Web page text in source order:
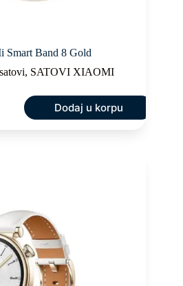
Smart Band 8 Gold
, SATOVI XIAOMI
Dodaj u korpu